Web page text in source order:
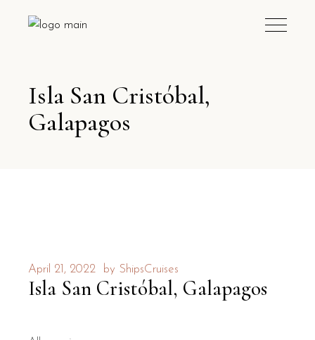
Isla San Cristóbal,
Galapagos
April 21, 2022 by ShipsCruises
Isla San Cristóbal, Galapagos